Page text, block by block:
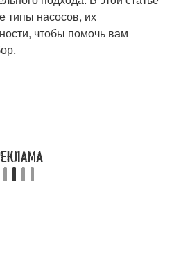
Циркуляционный насос
типы насосов, их
чтобы помочь вам